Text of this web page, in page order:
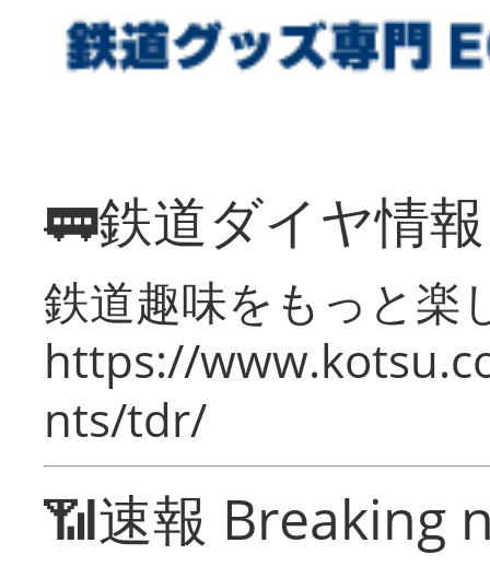
🚃鉄道ダイヤ情
鉄道趣味をもっと楽
https://
nts/tdr/
📶速報 Breaking